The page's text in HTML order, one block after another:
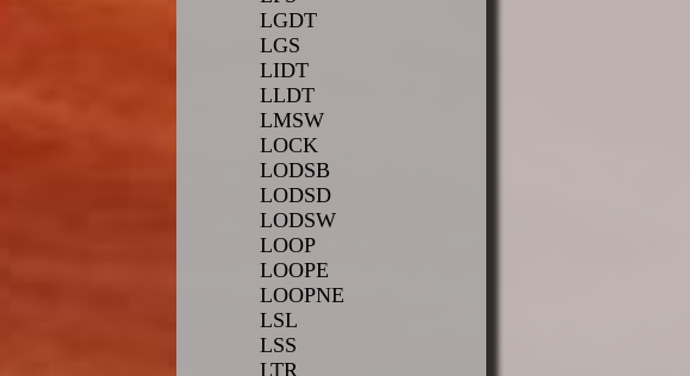
LGDT
LGS
LIDT
LLDT
LMSW
LOCK
LODSB
LODSD
LODSW
LOOP
LOOPE
LOOPNE
LSL
LSS
LTR